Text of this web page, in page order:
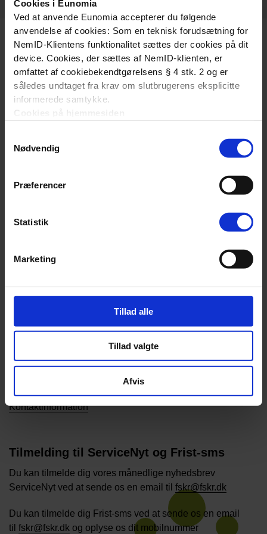
Cookies i Eunomia
Ved at anvende Eunomia accepterer du følgende
anvendelse af cookies: Som en teknisk forudsætning for
NemID-Klientens funktionalitet sættes der cookies på dit
device. Cookies, der sættes af NemID-klienten, er
omfattet af cookiebekendtgørelsens § 4 stk. 2 og er
således undtaget fra krav om slutbrugerens eksplicitte
informerede samtykke.
cookies til at tilpasse vores indhold og annoncer, til at
vise dig funktioner til sociale medier og til at analysere
vores hjemmeside med vores partnere inden for sociale
medier, annonceringspartnere og analysepartnere. Vores
oplysninger, du har givet dem, eller som de har indsamlet
Nødvendig
Præferencer
Statistik
Marketing
Tillad alle
Tillad valgte
Afvis
friskoler og private grundskoler i henhold til Lov om
58 56 51 00
fskr@fskr.dk
4200 Slagelse
Kontaktinformation
Tilmelding til ServiceNyt og Frist-sms
Du kan tilmelde dig vores månedlige nyhedsbrev
ServiceNyt ved at sende os en email til fskr@fskr.dk
Du kan tilmelde dig Frist-sms ved at sende os en email
til fskr@fskr.dk og oplyse os dit mobilnummer